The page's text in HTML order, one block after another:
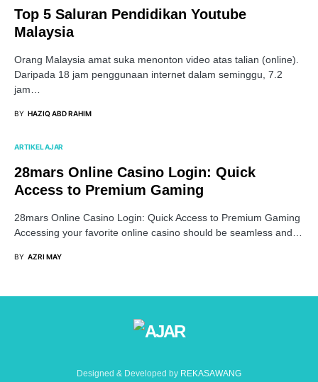
Top 5 Saluran Pendidikan Youtube
Malaysia
Orang Malaysia amat suka menonton video atas talian (online).
Daripada 18 jam penggunaan internet dalam seminggu, 7.2
jam…
BY HAZIQ ABD RAHIM
ARTIKEL AJAR
28mars Online Casino Login: Quick
Access to Premium Gaming
28mars Online Casino Login: Quick Access to Premium Gaming
Accessing your favorite online casino should be seamless and…
BY AZRI MAY
Designed & Developed by REKASAWANG